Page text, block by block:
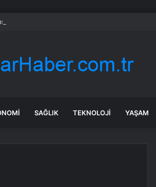
Grup toplantılarının günü ve saati belli oldu
SAĞLIK TEKNOLOJI YAŞAM